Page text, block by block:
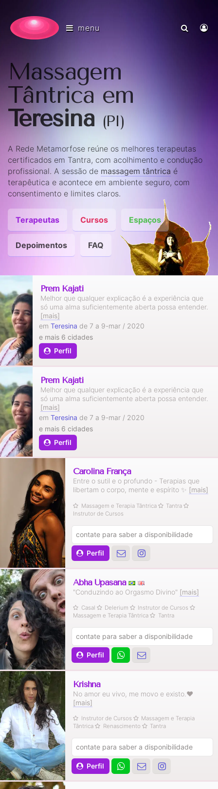
menu
Massagem
Tântrica em
Teresina(PI)
A Rede Metamorfose reúne os melhores terapeutas
certificados em Tantra, com acolhimento e condução
profissional. A sessão de massagem tântrica é
terapêutica e acontece em ambiente seguro, com
consentimento e limites claros.
Terapeutas Cursos Espaços
Depoimentos FAQ
Prem Kajati
Melhor que qualquer explicação é a experiência que
só uma alma suficientemente aberta possa entender.
[mais]
Perfil
em Teresina de 7 a 9-mar / 2020
e mais 6 cidades
Prem Kajati
Melhor que qualquer explicação é a experiência que
só uma alma suficientemente aberta possa entender.
[mais]
Perfil
em Teresina de 7 a 9-mar / 2020
e mais 6 cidades
Carolina França
Entre o sutil e o profundo - Terapias que
libertam o corpo, mente e espírito ✨️ [mais]
Massagem e Terapia Tântrica
Tantra
Instrutor de Cursos
Perfil
contate para saber a disponibilidade
Abha Upasana
"Conduzindo ao Orgasmo Divino" [mais]
Casal Delerium
Instrutor de Cursos
Massagem e Terapia Tântrica
Tantra
Perfil
contate para saber a disponibilidade
Krishna
No amor eu vivo, me movo e existo.❤
[mais]
Instrutor de Cursos
Massagem e Terapia
Tântrica
Renascimento Tantra
Perfil
contate para saber a disponibilidade